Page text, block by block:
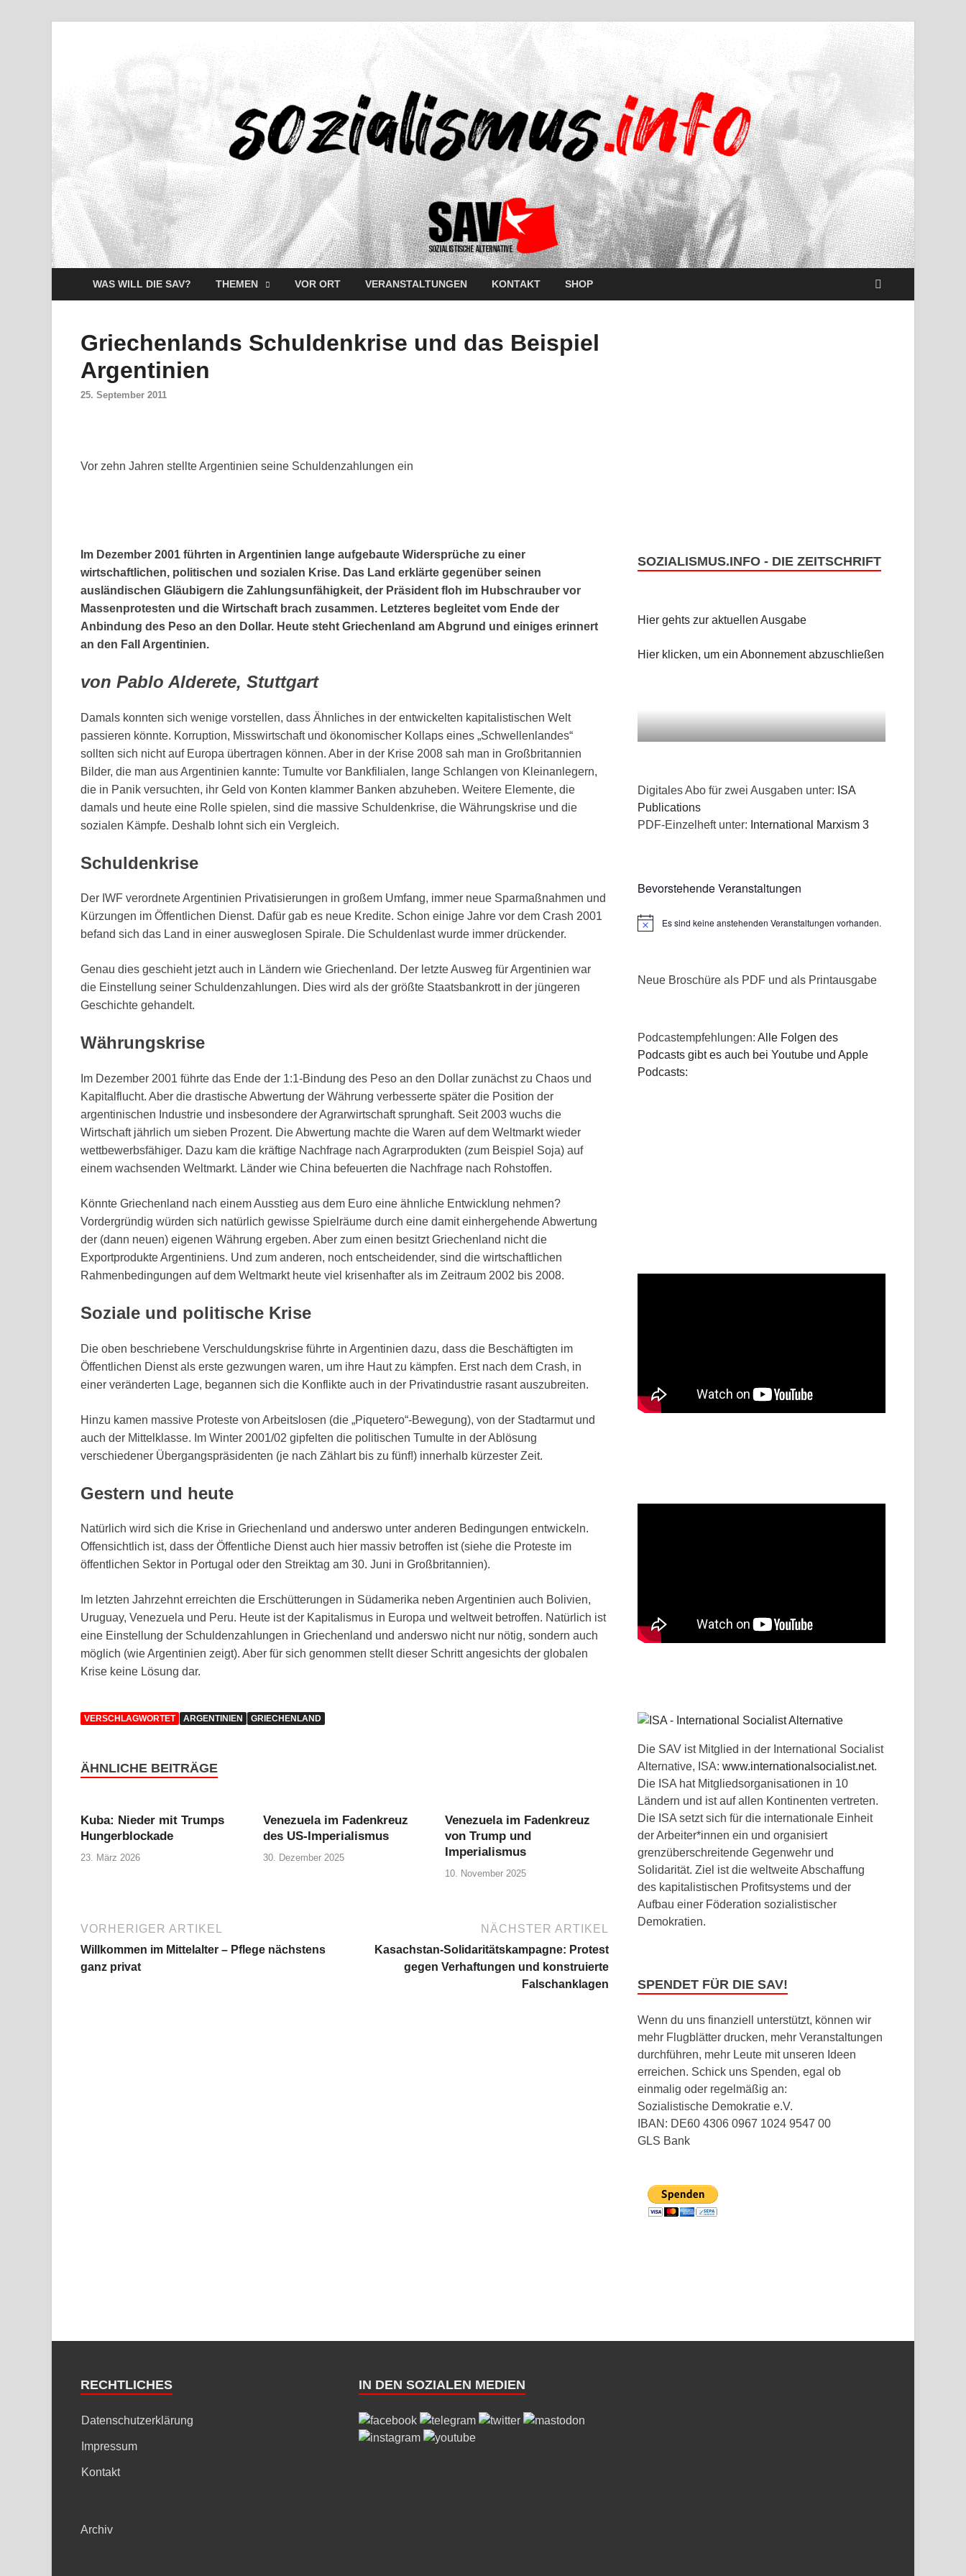
WAS WILL DIE SAV? THEMEN VOR ORT VERANSTALTUNGEN KONTAKT SHOP
Griechenlands Schuldenkrise und das Beispiel
Argentinien
25. September 2011
Vor zehn Jahren stellte Argentinien seine Schuldenzahlungen ein
Im Dezember 2001 führten in Argentinien lange aufgebaute Widersprüche zu einer
wirtschaftlichen, politischen und sozialen Krise. Das Land erklärte gegenüber seinen
ausländischen Gläubigern die Zahlungsunfähigkeit, der Präsident floh im Hubschrauber vor
Massenprotesten und die Wirtschaft brach zusammen. Letzteres begleitet vom Ende der
Anbindung des Peso an den Dollar. Heute steht Griechenland am Abgrund und einiges erinnert
an den Fall Argentinien.
von Pablo Alderete, Stuttgart
Damals konnten sich wenige vorstellen, dass Ähnliches in der entwickelten kapitalistischen Welt
passieren könnte. Korruption, Misswirtschaft und ökonomischer Kollaps eines „Schwellenlandes“
sollten sich nicht auf Europa übertragen können. Aber in der Krise 2008 sah man in Großbritannien
Bilder, die man aus Argentinien kannte: Tumulte vor Bankfilialen, lange Schlangen von Kleinanlegern,
die in Panik versuchten, ihr Geld von Konten klammer Banken abzuheben. Weitere Elemente, die
damals und heute eine Rolle spielen, sind die massive Schuldenkrise, die Währungskrise und die
sozialen Kämpfe. Deshalb lohnt sich ein Vergleich.
Schuldenkrise
Der IWF verordnete Argentinien Privatisierungen in großem Umfang, immer neue Sparmaßnahmen und
Kürzungen im Öffentlichen Dienst. Dafür gab es neue Kredite. Schon einige Jahre vor dem Crash 2001
befand sich das Land in einer ausweglosen Spirale. Die Schuldenlast wurde immer drückender.
Genau dies geschieht jetzt auch in Ländern wie Griechenland. Der letzte Ausweg für Argentinien war
die Einstellung seiner Schuldenzahlungen. Dies wird als der größte Staatsbankrott in der jüngeren
Geschichte gehandelt.
Währungskrise
Im Dezember 2001 führte das Ende der 1:1-Bindung des Peso an den Dollar zunächst zu Chaos und
Kapitalflucht. Aber die drastische Abwertung der Währung verbesserte später die Position der
argentinischen Industrie und insbesondere der Agrarwirtschaft sprunghaft. Seit 2003 wuchs die
Wirtschaft jährlich um sieben Prozent. Die Abwertung machte die Waren auf dem Weltmarkt wieder
wettbewerbsfähiger. Dazu kam die kräftige Nachfrage nach Agrarprodukten (zum Beispiel Soja) auf
einem wachsenden Weltmarkt. Länder wie China befeuerten die Nachfrage nach Rohstoffen.
Könnte Griechenland nach einem Ausstieg aus dem Euro eine ähnliche Entwicklung nehmen?
Vordergründig würden sich natürlich gewisse Spielräume durch eine damit einhergehende Abwertung
der (dann neuen) eigenen Währung ergeben. Aber zum einen besitzt Griechenland nicht die
Exportprodukte Argentiniens. Und zum anderen, noch entscheidender, sind die wirtschaftlichen
Rahmenbedingungen auf dem Weltmarkt heute viel krisenhafter als im Zeitraum 2002 bis 2008.
Soziale und politische Krise
Die oben beschriebene Verschuldungskrise führte in Argentinien dazu, dass die Beschäftigten im
Öffentlichen Dienst als erste gezwungen waren, um ihre Haut zu kämpfen. Erst nach dem Crash, in
einer veränderten Lage, begannen sich die Konflikte auch in der Privatindustrie rasant auszubreiten.
Hinzu kamen massive Proteste von Arbeitslosen (die „Piquetero“-Bewegung), von der Stadtarmut und
auch der Mittelklasse. Im Winter 2001/02 gipfelten die politischen Tumulte in der Ablösung
verschiedener Übergangspräsidenten (je nach Zählart bis zu fünf!) innerhalb kürzester Zeit.
Gestern und heute
Natürlich wird sich die Krise in Griechenland und anderswo unter anderen Bedingungen entwickeln.
Offensichtlich ist, dass der Öffentliche Dienst auch hier massiv betroffen ist (siehe die Proteste im
öffentlichen Sektor in Portugal oder den Streiktag am 30. Juni in Großbritannien).
Im letzten Jahrzehnt erreichten die Erschütterungen in Südamerika neben Argentinien auch Bolivien,
Uruguay, Venezuela und Peru. Heute ist der Kapitalismus in Europa und weltweit betroffen. Natürlich ist
eine Einstellung der Schuldenzahlungen in Griechenland und anderswo nicht nur nötig, sondern auch
möglich (wie Argentinien zeigt). Aber für sich genommen stellt dieser Schritt angesichts der globalen
Krise keine Lösung dar.
VERSCHLAGWORTET ARGENTINIEN GRIECHENLAND
ÄHNLICHE BEITRÄGE
Kuba: Nieder mit Trumps
Hungerblockade
23. März 2026
Venezuela im Fadenkreuz
des US-Imperialismus
30. Dezember 2025
Venezuela im Fadenkreuz
von Trump und
Imperialismus
10. November 2025
VORHERIGER ARTIKEL
Willkommen im Mittelalter – Pflege nächstens
ganz privat
NÄCHSTER ARTIKEL
Kasachstan-Solidaritätskampagne: Protest
gegen Verhaftungen und konstruierte
Falschanklagen
SOZIALISMUS.INFO - DIE ZEITSCHRIFT
Hier gehts zur aktuellen Ausgabe
Hier klicken, um ein Abonnement abzuschließen
Digitales Abo für zwei Ausgaben unter: ISA
Publications
PDF-Einzelheft unter: International Marxism 3
Bevorstehende Veranstaltungen
HinweisEs sind keine anstehenden Veranstaltungen vorhanden.
Neue Broschüre als PDF und als Printausgabe
Podcastempfehlungen:Alle Folgen des
Podcasts gibt es auch bei Youtube und Apple
Podcasts:
Die SAV ist Mitglied in der International Socialist
Alternative, ISA:www.internationalsocialist.net.
Die ISA hat Mitgliedsorganisationen in 10
Ländern und ist auf allen Kontinenten vertreten.
Die ISA setzt sich für die internationale Einheit
der Arbeiter*innen ein und organisiert
grenzüberschreitende Gegenwehr und
Solidarität. Ziel ist die weltweite Abschaffung
des kapitalistischen Profitsystems und der
Aufbau einer Föderation sozialistischer
Demokratien.
SPENDET FÜR DIE SAV!
Wenn du uns finanziell unterstützt, können wir
mehr Flugblätter drucken, mehr Veranstaltungen
durchführen, mehr Leute mit unseren Ideen
erreichen. Schick uns Spenden, egal ob
einmalig oder regelmäßig an:
Sozialistische Demokratie e.V.
IBAN: DE60 4306 0967 1024 9547 00
GLS Bank
RECHTLICHES
Datenschutzerklärung
Impressum
Kontakt
Archiv
IN DEN SOZIALEN MEDIEN